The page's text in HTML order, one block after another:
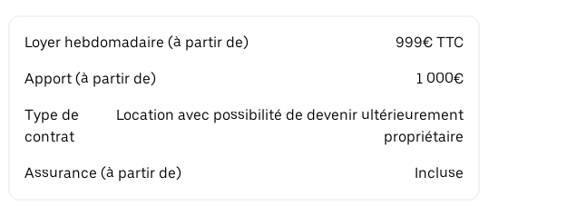
Loyer hebdomadaire (à partir de) 999€ TTC
Apport (à partir de) 1 000€
Type de
contrat
Location avec possibilité de devenir ultérieurement
propriétaire
Assurance (à partir de) Incluse